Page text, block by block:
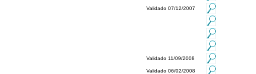
Validado 07/12/2007
Validado 11/09/2008
Validado 06/02/2008